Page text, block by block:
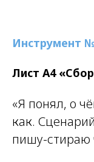
Инструмент
Лист А4
«Я понял, о
как.
пишу-стираю